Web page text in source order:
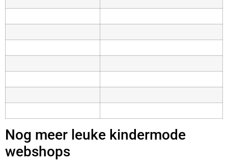
Nog meer leuke kindermode
webshops